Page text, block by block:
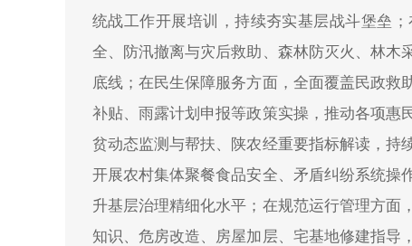
统战工作开展培训，持续夯实基层战斗堡垒
全、防汛撤离与灾后救助、森林防灭火、林木
底线；在民生保障服务方面，全面覆盖民政救
补贴、雨露计划申报等政策实操，推动各项惠
贫动态监测与帮扶、陕农经重要指标解读，持
开展农村集体聚餐食品安全、矛盾纠纷系统操
升基层治理精细化水平；在规范运行管理方面
知识、危房改造、房屋加层、宅基地修建指导